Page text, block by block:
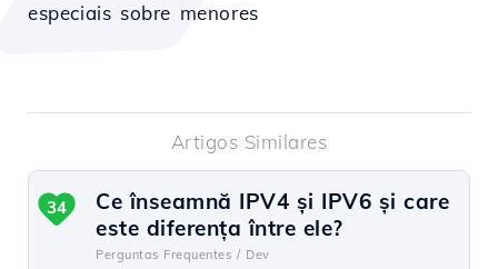
especiais sobre menores
Artigos Similares
Ce înseamnă IPV4 și IPV6 și care
este diferența între ele?
Perguntas Frequentes / Dev
34